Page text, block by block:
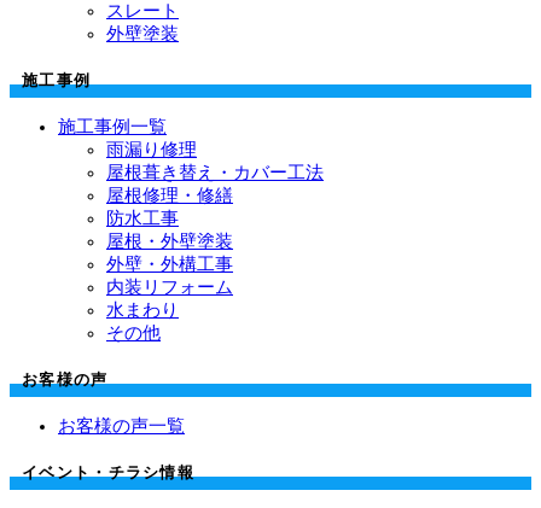
スレート
外壁塗装
施工事例
施工事例一覧
雨漏り修理
屋根葺き替え・カバー工法
屋根修理・修繕
防水工事
屋根・外壁塗装
外壁・外構工事
内装リフォーム
水まわり
その他
お客様の声
お客様の声一覧
イベント・チラシ情報